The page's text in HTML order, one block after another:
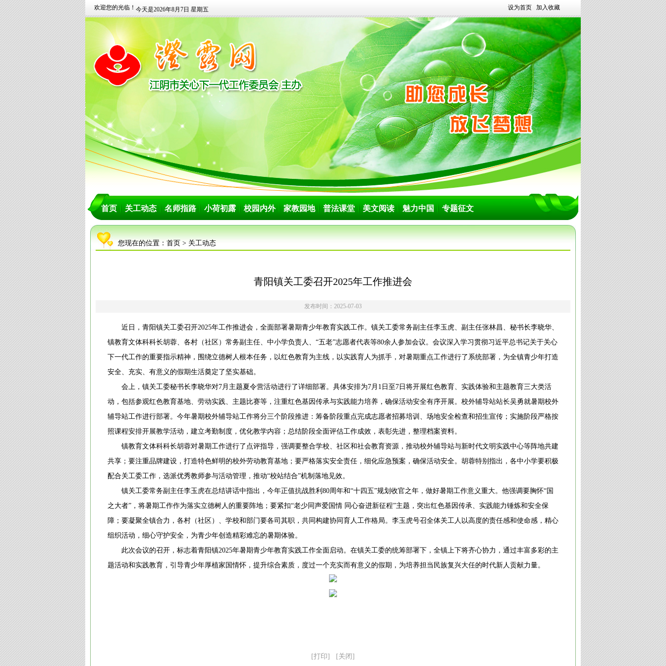
欢迎您的光临！ 今天是2026年8月7日 星期五 设为首页 加入收藏
首页 关工动态 名师指路 小荷初露 校园内外 家教园地 普法课堂 美文阅读 魅力中国 专题征文
您现在的位置： 首页 > 关工动态
青阳镇关工委召开2025年工作推进会
发布时间：2025-07-03
近日，青阳镇关工委召开2025年工作推进会，全面部署暑期青少年教育实践工作。镇关工委常务副主任李玉虎、副主任张林昌、秘书长李晓华、
镇教育文体科科长胡蓉、各村（社区）常务副主任、中小学负责人、“五老”志愿者代表等80余人参加会议。会议深入学习贯彻习近平总书记关于关心
下一代工作的重要指示精神，围绕立德树人根本任务，以红色教育为主线，以实践育人为抓手，对暑期重点工作进行了系统部署，为全镇青少年打造
安全、充实、有意义的假期生活奠定了坚实基础。
会上，镇关工委秘书长李晓华对7月主题夏令营活动进行了详细部署。具体安排为7月1日至7日将开展红色教育、实践体验和主题教育三大类活
动，包括参观红色教育基地、劳动实践、主题比赛等，注重红色基因传承与实践能力培养，确保活动安全有序开展。校外辅导站站长吴勇就暑期校外
辅导站工作进行部署。今年暑期校外辅导站工作将分三个阶段推进：筹备阶段重点完成志愿者招募培训、场地安全检查和招生宣传；实施阶段严格按
照课程安排开展教学活动，建立考勤制度，优化教学内容；总结阶段全面评估工作成效，表彰先进，整理档案资料。
镇教育文体科科长胡蓉对暑期工作进行了点评指导，强调要整合学校、社区和社会教育资源，推动校外辅导站与新时代文明实践中心等阵地共建
共享；要注重品牌建设，打造特色鲜明的校外劳动教育基地；要严格落实安全责任，细化应急预案，确保活动安全。胡蓉特别指出，各中小学要积极
配合关工委工作，选派优秀教师参与活动管理，推动“校站结合”机制落地见效。
镇关工委常务副主任李玉虎在总结讲话中指出，今年正值抗战胜利80周年和“十四五”规划收官之年，做好暑期工作意义重大。他强调要胸怀“国
之大者”，将暑期工作作为落实立德树人的重要阵地；要紧扣“老少同声爱国情 同心奋进新征程”主题，突出红色基因传承、实践能力锤炼和安全保
障；要凝聚全镇合力，各村（社区）、学校和部门要各司其职，共同构建协同育人工作格局。李玉虎号召全体关工人以高度的责任感和使命感，精心
组织活动，细心守护安全，为青少年创造精彩难忘的暑期体验。
此次会议的召开，标志着青阳镇2025年暑期青少年教育实践工作全面启动。在镇关工委的统筹部署下，全镇上下将齐心协力，通过丰富多彩的主
题活动和实践教育，引导青少年厚植家国情怀，提升综合素质，度过一个充实而有意义的假期，为培养担当民族复兴大任的时代新人贡献力量。
[打印] [关闭]